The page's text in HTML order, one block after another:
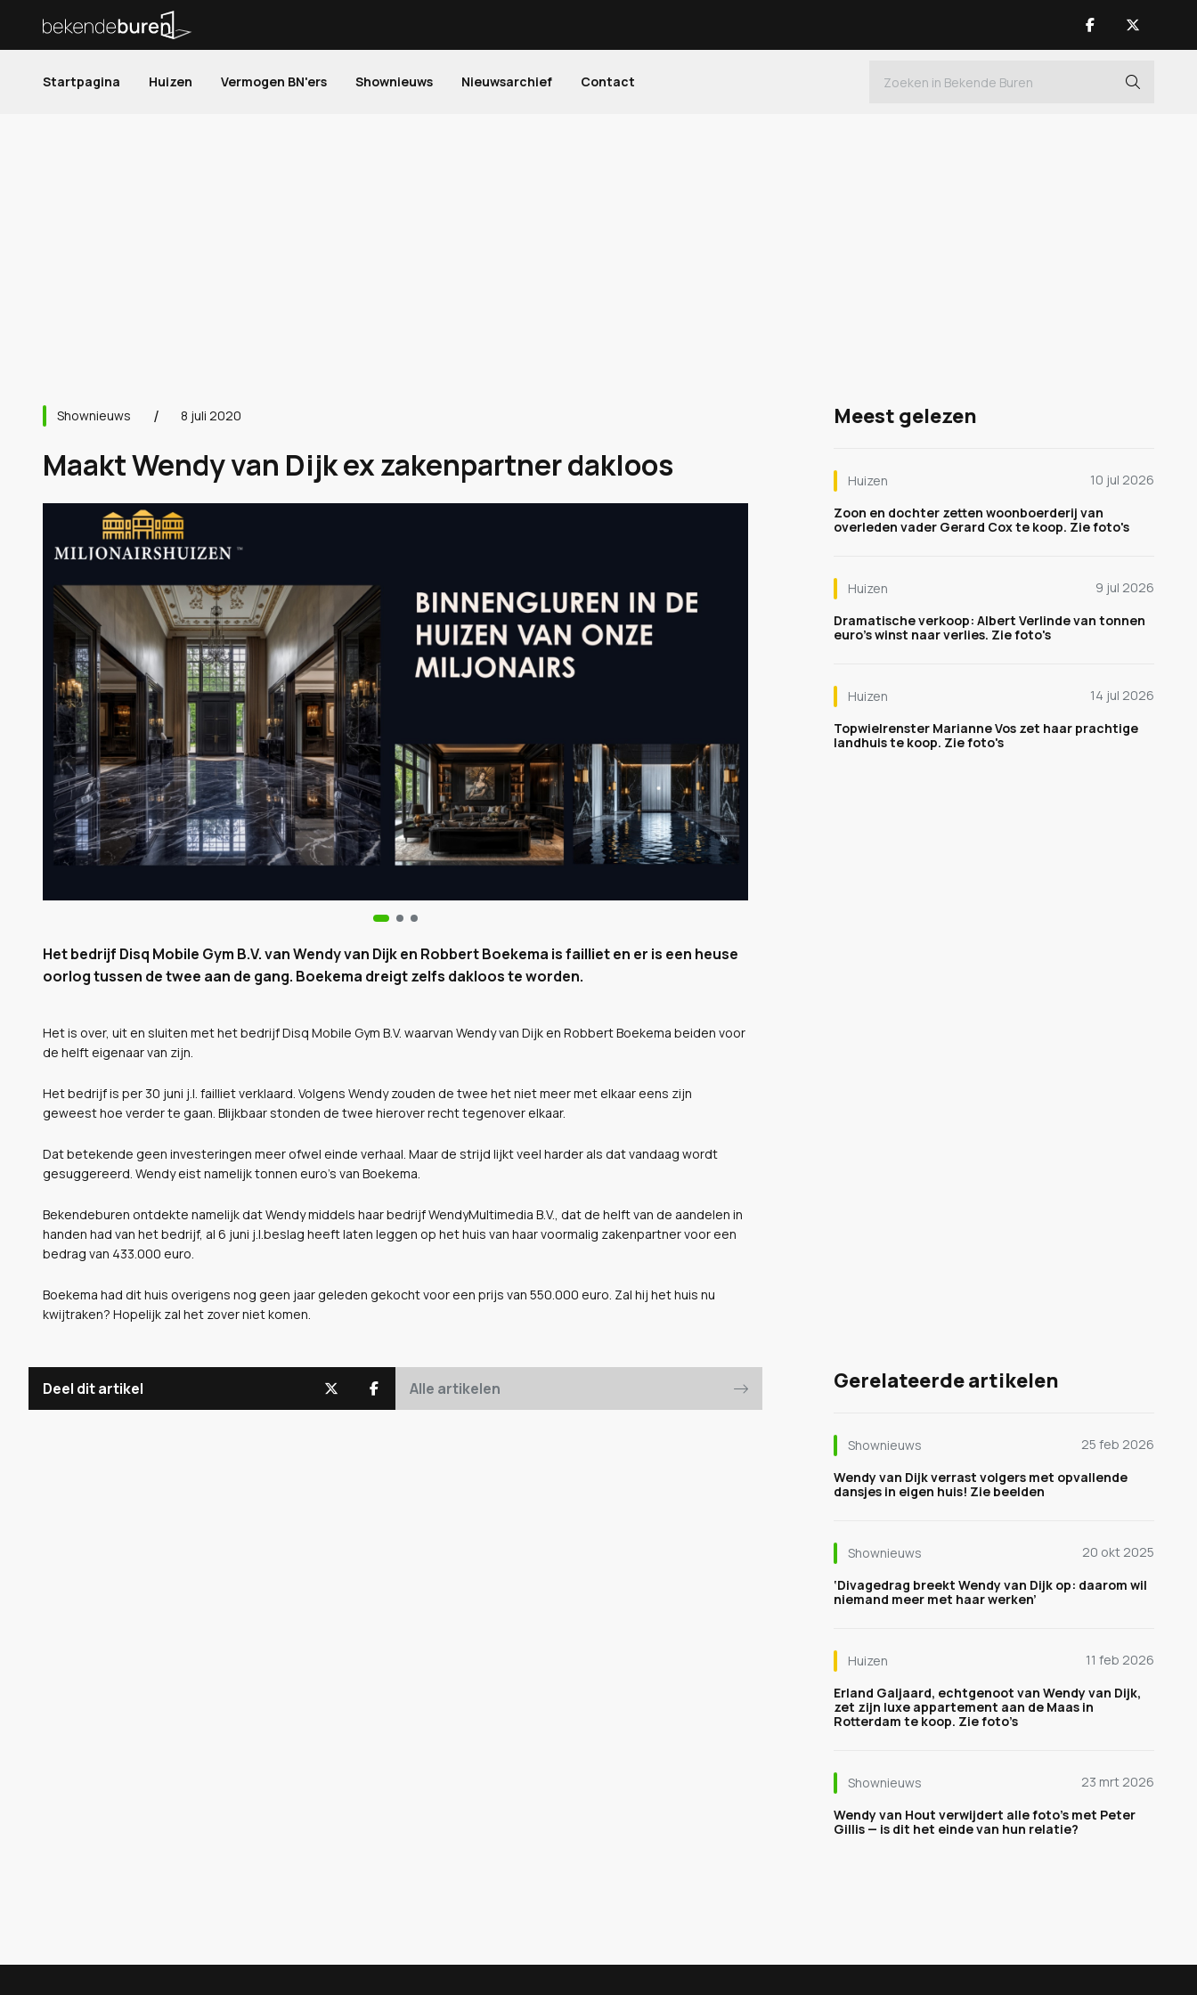
Startpagina Huizen Vermogen BN'ers Shownieuws Nieuwsarchief Contact
Shownieuws 8 juli 2020
Maakt Wendy van Dijk ex zakenpartner dakloos
Het bedrijf Disq Mobile Gym B.V. van Wendy van Dijk en Robbert Boekema is failliet en er is een heuse
oorlog tussen de twee aan de gang. Boekema dreigt zelfs dakloos te worden.
Het is over, uit en sluiten met het bedrijf Disq Mobile Gym B.V. waarvan Wendy van Dijk en Robbert Boekema beiden voor
de helft eigenaar van zijn.
Het bedrijf is per 30 juni j.l. failliet verklaard. Volgens Wendy zouden de twee het niet meer met elkaar eens zijn
geweest hoe verder te gaan. Blijkbaar stonden de twee hierover recht tegenover elkaar.
Dat betekende geen investeringen meer ofwel einde verhaal. Maar de strijd lijkt veel harder als dat vandaag wordt
gesuggereerd. Wendy eist namelijk tonnen euro's van Boekema.
Bekendeburen ontdekte namelijk dat Wendy middels haar bedrijf WendyMultimedia B.V., dat de helft van de aandelen in
handen had van het bedrijf, al 6 juni j.l.beslag heeft laten leggen op het huis van haar voormalig zakenpartner voor een
bedrag van 433.000 euro.
Boekema had dit huis overigens nog geen jaar geleden gekocht voor een prijs van 550.000 euro. Zal hij het huis nu
kwijtraken? Hopelijk zal het zover niet komen.
Deel dit artikel Alle artikelen
Meest gelezen
Huizen
10 jul 2026
Zoon en dochter zetten woonboerderij van
overleden vader Gerard Cox te koop. Zie foto's
Huizen
9 jul 2026
Dramatische verkoop: Albert Verlinde van tonnen
euro's winst naar verlies. Zie foto's
Huizen
14 jul 2026
Topwielrenster Marianne Vos zet haar prachtige
landhuis te koop. Zie foto's
Gerelateerde artikelen
Shownieuws
25 feb 2026
Wendy van Dijk verrast volgers met opvallende
dansjes in eigen huis! Zie beelden
Shownieuws
20 okt 2025
‘Divagedrag breekt Wendy van Dijk op: daarom wil
niemand meer met haar werken’
Huizen
11 feb 2026
Erland Galjaard, echtgenoot van Wendy van Dijk,
zet zijn luxe appartement aan de Maas in
Rotterdam te koop. Zie foto’s
Shownieuws
23 mrt 2026
Wendy van Hout verwijdert alle foto’s met Peter
Gillis — is dit het einde van hun relatie?